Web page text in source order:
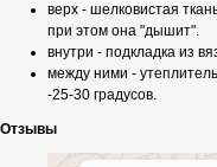
верх - шелковистая
при этом она "дышит".
внутри - подкладка из
между ними -
-25-30 градусов.
Отзывы